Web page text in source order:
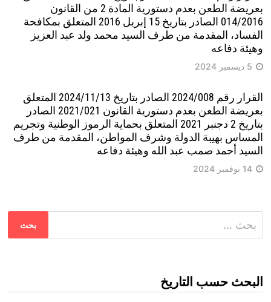
بعريضة الطعن بعدم دستورية المادة 2 من القانون
014/2016 الصادر بتاريخ 15 إبريل 2016 المتعلق بمكافحة
الفساد، المقدمة من طرف السيد محمد ولد عبد العزيز
وهيئة دفاعه
5 ديسمبر 2024
القرار رقم 2024/008 الصادر بتاريخ 2024/11/13 المتعلق
بعريضة الطعن بعدم دستورية القانون 2021/021 الصادر
بتاريخ 2 دجنبر 2021 المتعلق بحماية الرموز الوطنية وتجريم
المساس بهيبة الدولة وشرف المواطن، المقدمة من طرف
السيد أحمد صمب عبد الله وهيئة دفاعه
14 نوفمبر 2024
عن:
البحث حسب التاريخ